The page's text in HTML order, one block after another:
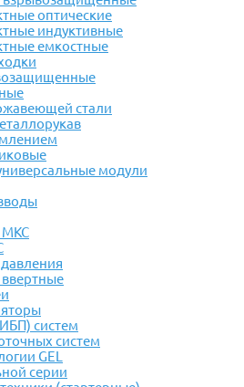
оптические
индуктивные
емкостные
стали
модули
МКС
систем
систем
GEL
серии